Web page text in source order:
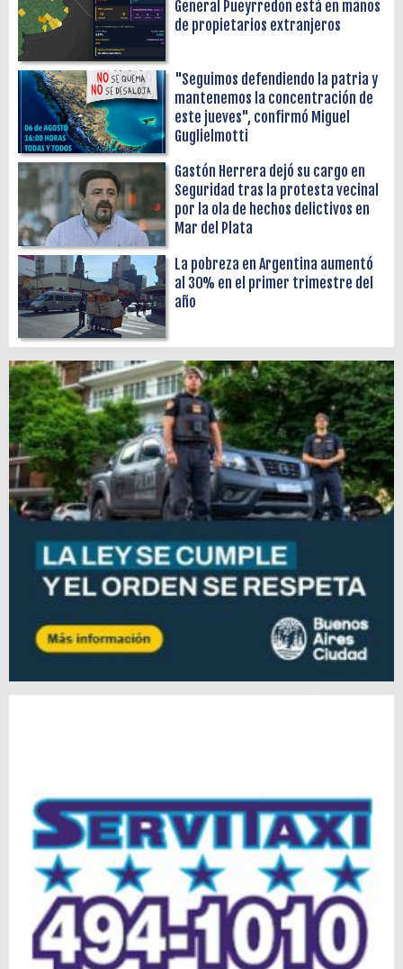
General Pueyrredon está en manos
de propietarios extranjeros
"Seguimos defendiendo la patria y
mantenemos la concentración de
este jueves", confirmó Miguel
Guglielmotti
Gastón Herrera dejó su cargo en
Seguridad tras la protesta vecinal
por la ola de hechos delictivos en
Mar del Plata
La pobreza en Argentina aumentó
al 30% en el primer trimestre del
año